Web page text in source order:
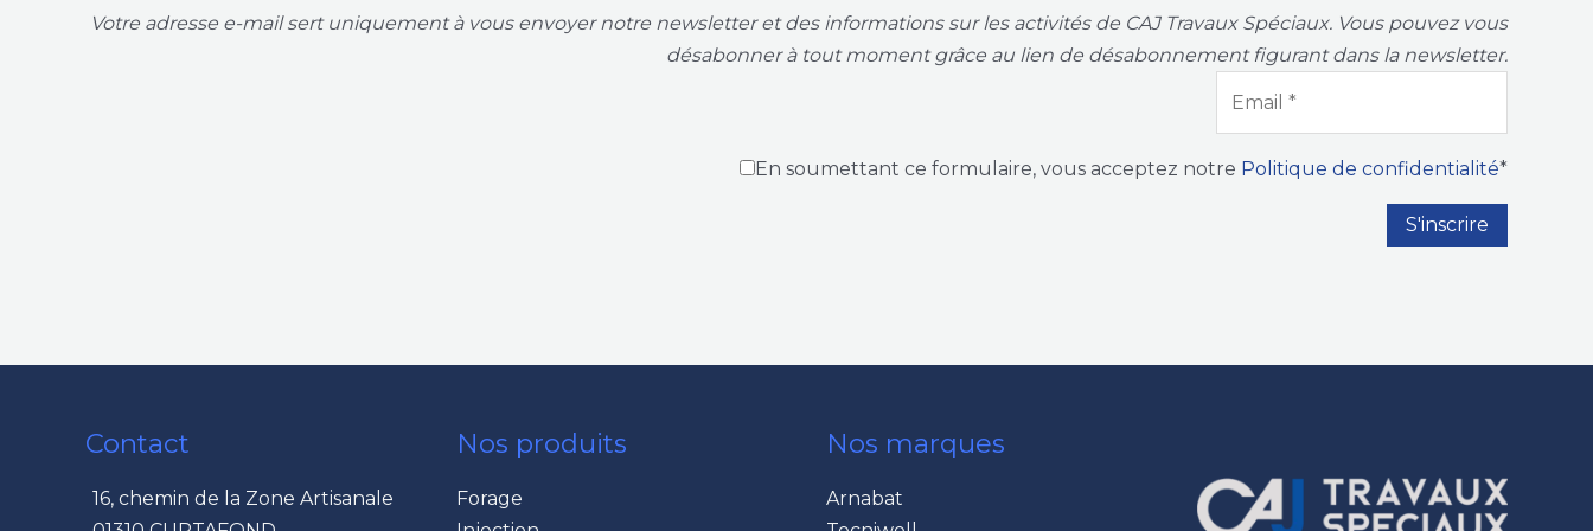
Votre adresse e-mail sert uniquement à vous envoyer notre newsletter et des informations sur les activités de CAJ Travaux Spéciaux. Vous pouvez vous
désabonner à tout moment grâce au lien de désabonnement figurant dans la newsletter.
En soumettant ce formulaire, vous acceptez notre Politique de confidentialité*
Contact
16, chemin de la Zone Artisanale
Nos produits
Forage
Nos marques
Arnabat